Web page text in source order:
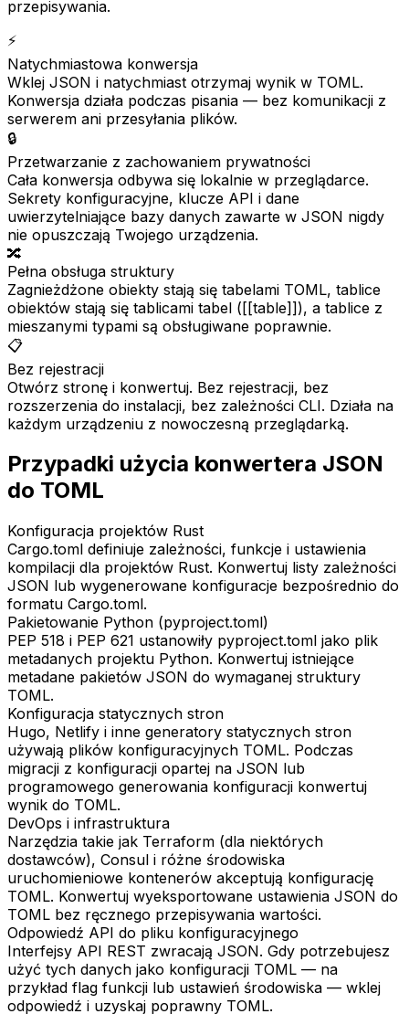
przepisywania.
⚡
Natychmiastowa konwersja
Wklej JSON i natychmiast otrzymaj wynik w TOML.
Konwersja działa podczas pisania — bez komunikacji z
serwerem ani przesyłania plików.
🔒
Przetwarzanie z zachowaniem prywatności
Cała konwersja odbywa się lokalnie w przeglądarce.
Sekrety konfiguracyjne, klucze API i dane
uwierzytelniające bazy danych zawarte w JSON nigdy
nie opuszczają Twojego urządzenia.
🔀
Pełna obsługa struktury
Zagnieżdżone obiekty stają się tabelami TOML, tablice
obiektów stają się tablicami tabel ([[table]]), a tablice z
mieszanymi typami są obsługiwane poprawnie.
📋
Bez rejestracji
Otwórz stronę i konwertuj. Bez rejestracji, bez
rozszerzenia do instalacji, bez zależności CLI. Działa na
każdym urządzeniu z nowoczesną przeglądarką.
Przypadki użycia konwertera JSON
do TOML
Konfiguracja projektów Rust
Cargo.toml definiuje zależności, funkcje i ustawienia
kompilacji dla projektów Rust. Konwertuj listy zależności
JSON lub wygenerowane konfiguracje bezpośrednio do
formatu Cargo.toml.
Pakietowanie Python (pyproject.toml)
PEP 518 i PEP 621 ustanowiły pyproject.toml jako plik
metadanych projektu Python. Konwertuj istniejące
metadane pakietów JSON do wymaganej struktury
TOML.
Konfiguracja statycznych stron
Hugo, Netlify i inne generatory statycznych stron
używają plików konfiguracyjnych TOML. Podczas
migracji z konfiguracji opartej na JSON lub
programowego generowania konfiguracji konwertuj
wynik do TOML.
DevOps i infrastruktura
Narzędzia takie jak Terraform (dla niektórych
dostawców), Consul i różne środowiska
uruchomieniowe kontenerów akceptują konfigurację
TOML. Konwertuj wyeksportowane ustawienia JSON do
TOML bez ręcznego przepisywania wartości.
Odpowiedź API do pliku konfiguracyjnego
Interfejsy API REST zwracają JSON. Gdy potrzebujesz
użyć tych danych jako konfiguracji TOML — na
przykład flag funkcji lub ustawień środowiska — wklej
odpowiedź i uzyskaj poprawny TOML.